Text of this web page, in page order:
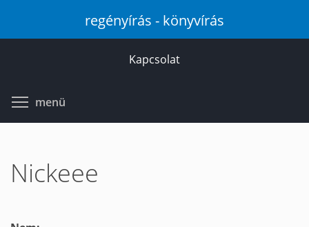
regényírás - könyvírás
Kapcsolat
menü
Nickeee